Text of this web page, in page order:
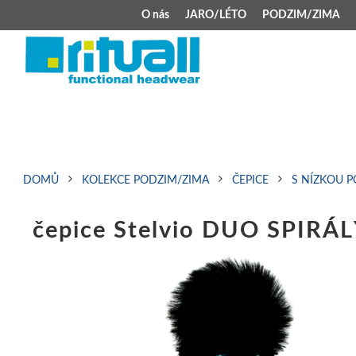
O nás JARO/LÉTO
Kšiltovky
PODZIM/ZIMA
Zimní čepice na
Kukly
DOMŮ KOLEKCE PODZIM/ZIMA ČEPICE S NÍZKOU
čepice Stelvio DUO